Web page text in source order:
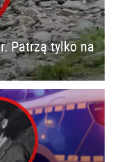
Patrzą tylko na